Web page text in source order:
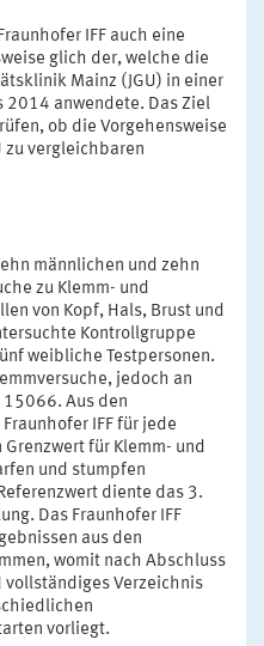
IFF auch eine
glich der, welche die
Mainz (JGU) in einer
anwendete. Das Ziel
ob die Vorgehensweise
zu vergleichbaren
männlichen und zehn
zu Klemm- und
von Kopf, Hals, Brust und
Kontrollgruppe
weibliche Testpersonen.
jedoch an
15066. Aus den
IFF für jede
für Klemm- und
und stumpfen
diente das 3.
Das Fraunhofer IFF
aus den
womit nach Abschluss
Verzeichnis
vorliegt.